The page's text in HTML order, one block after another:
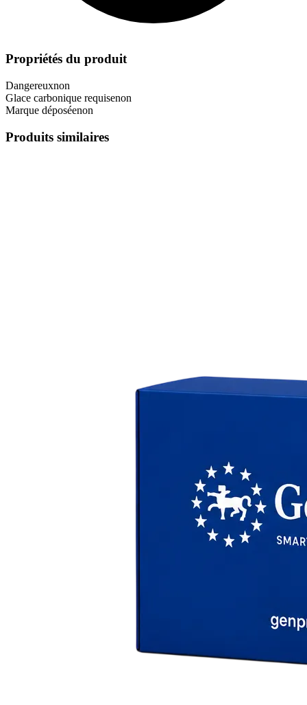
Propriétés du produit
Dangereuxnon
Glace carbonique requisenon
Marque déposéenon
Produits similaires